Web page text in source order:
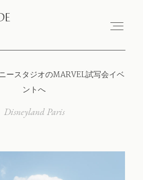
VOYAGE
ースタジオのMARVEL試写会イベ
ントへ
Disneyland Paris